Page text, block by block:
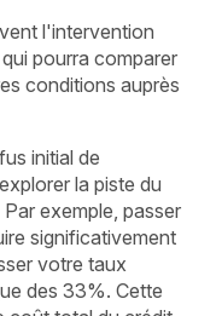
l'intervention
pourra comparer
conditions auprès
initial de
la piste du
exemple, passer
significativement
votre taux
des 33%. Cette